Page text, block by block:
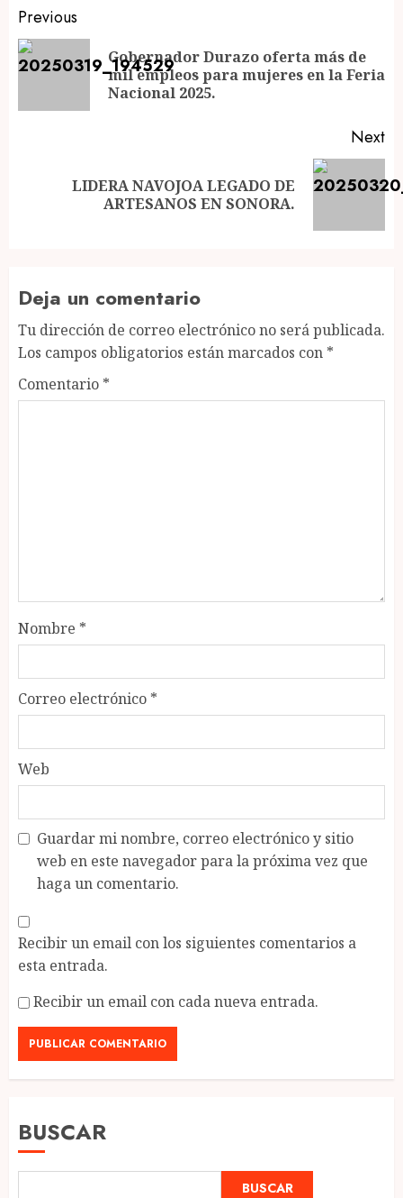
Post
navigation
Previous
Gobernador Durazo oferta más de
mil empleos para mujeres en la Feria
Nacional 2025.
Next
LIDERA NAVOJOA LEGADO DE
ARTESANOS EN SONORA.
Deja un comentario
Tu dirección de correo electrónico no será publicada.
Los campos obligatorios están marcados con *
Comentario *
Nombre *
Correo electrónico *
Web
Guardar mi nombre, correo electrónico y sitio
web en este navegador para la próxima vez que
haga un comentario.
Recibir un email con los siguientes comentarios a
esta entrada.
Recibir un email con cada nueva entrada.
BUSCAR
BUSCAR